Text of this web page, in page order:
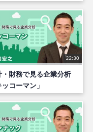
22:30
・財務で見る企業分析
ッコーマン」